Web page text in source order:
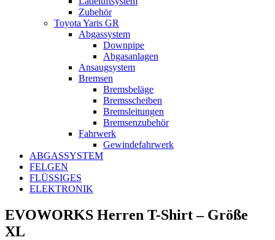
Zubehör
Toyota Yaris GR
Abgassystem
Downpipe
Abgasanlagen
Ansaugsystem
Bremsen
Bremsbeläge
Bremsscheiben
Bremsleitungen
Bremsenzubehör
Fahrwerk
Gewindefahrwerk
ABGASSYSTEM
FELGEN
FLÜSSIGES
ELEKTRONIK
EVOWORKS Herren T-Shirt – Größe
XL